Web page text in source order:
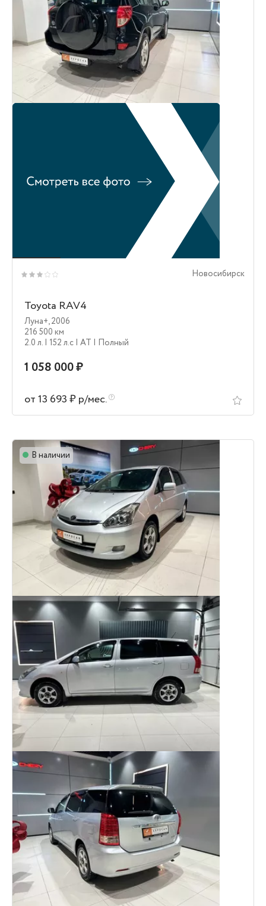
Новосибирск
Toyota RAV4
Луна+,2006
216 500 км
2.0 л. | 152 л.c | AT | Полный
1 058 000 ₽
от 13 693 ₽ р/мес.
В наличии